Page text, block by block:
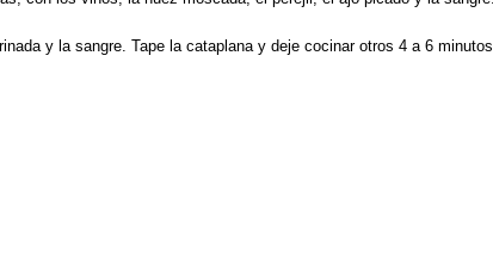
y la sangre. Tape la cataplana y deje cocinar otros 4 a 6 minutos.